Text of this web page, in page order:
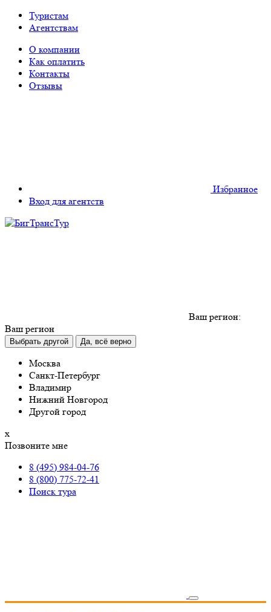
Туристам
Агентствам
О компании
Как оплатить
Контакты
Отзывы
Избранное
Вход для агентств
Ваш регион:
Ваш регион
Выбрать другой Да, всё верно
Москва
Санкт-Петербург
Владимир
Нижний Новгород
Другой город
х
Позвоните мне
8 (495) 984-04-76
8 (800) 775-72-41
Поиск тура